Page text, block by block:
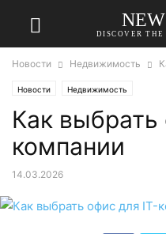
DISCOVER
Новости Недвижимость
Новости Недвижимость
Как
компании
14.03.2026